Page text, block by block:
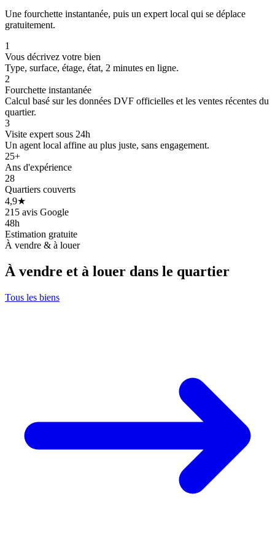
Une fourchette instantanée, puis un expert local qui se déplace
gratuitement.
1
Vous décrivez votre bien
Type, surface, étage, état, 2 minutes en ligne.
2
Fourchette instantanée
Calcul basé sur les données DVF officielles et les ventes récentes du
quartier.
3
Visite expert sous 24h
Un agent local affine au plus juste, sans engagement.
25+
Ans d'expérience
28
Quartiers couverts
4,9★
215 avis Google
48h
Estimation gratuite
À vendre & à louer
À vendre et à louer dans le quartier
Tous les biens